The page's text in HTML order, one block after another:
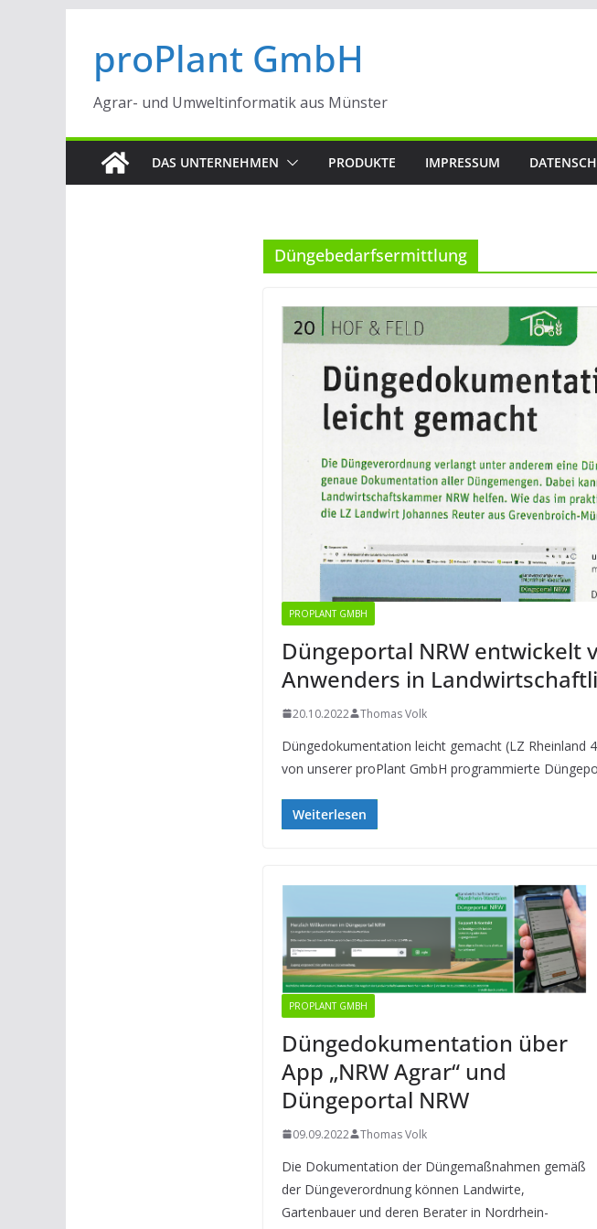
springen
proPlant GmbH
Agrar- und Umweltinformatik aus Münster
DAS UNTERNEHMEN PRODUKTE IMPRESSUM
Düngebedarfsermittlung
PROPLANT GMBH
Düngeportal NRW entwickelt
Anwenders in
20.10.2022 Thomas Volk
Düngedokumentation leicht gemacht (LZ
von unserer proPlant GmbH programmierte
Weiterlesen
PROPLANT GMBH
Düngedokumentation über
App „NRW Agrar“ und
Düngeportal NRW
09.09.2022 Thomas Volk
Die Dokumentation der Düngemaßnahmen gemäß
der Düngeverordnung können Landwirte,
Gartenbauer und deren Berater in Nordrhein-